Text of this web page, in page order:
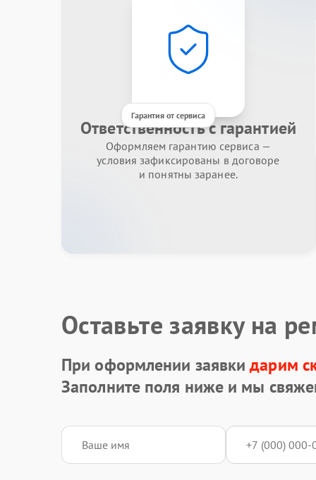
Гарантия от сервиса
Ответственность с гарантией
Оформляем гарантию сервиса —
условия зафиксированы в договоре
и понятны заранее.
Оставьте заявку на
При оформлении заявкидарим
Заполните поля ниже и мы